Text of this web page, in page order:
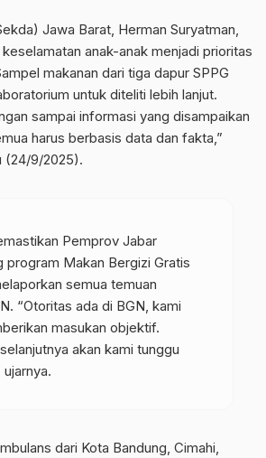
Jawa Barat, Herman Suryatman,
anak-anak menjadi prioritas
makanan dari tiga dapur SPPG
untuk diteliti lebih lanjut.
sampai informasi yang disampaikan
harus berbasis data dan fakta,”
(24/9/2025).
Pemprov Jabar
program Makan Bergizi Gratis
semua temuan
“Otoritas ada di BGN, kami
masukan objektif.
akan kami tunggu
ujarnya.
dari Kota Bandung, Cimahi,